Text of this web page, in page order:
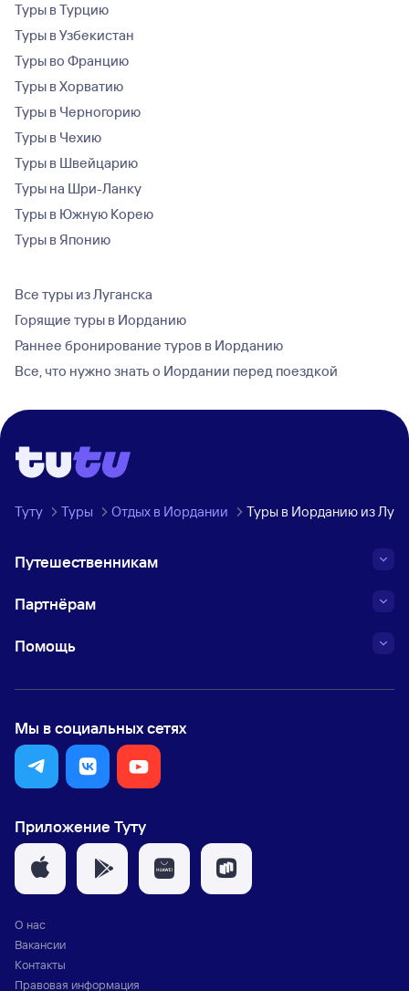
Туры в Турцию
Туры в Узбекистан
Туры во Францию
Туры в Хорватию
Туры в Черногорию
Туры в Чехию
Туры в Швейцарию
Туры на Шри-Ланку
Туры в Южную Корею
Туры в Японию
Все туры из Луганска
Горящие туры в Иорданию
Раннее бронирование туров в Иорданию
Все, что нужно знать о Иордании перед поездкой
Туту Туры Отдых в Иордании Туры в Иорданию из
Путешественникам
Партнёрам
Помощь
Мы в социальных сетях
Приложение Туту
О нас
Вакансии
Контакты
Правовая информация